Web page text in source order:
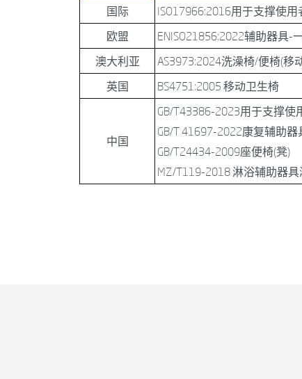
国际
ISO17966:2016用于支撑使
欧盟
ENISO21856:2022辅助器具-
澳大利亚
AS3973:2024洗澡椅/便椅(移
英国
BS4751:2005 移动卫生椅
中国
GB/T43386-2023用于支撑
GB/T 41697-2022康复辅助
GB/T24434-2009座便椅(凳)
MZ/T119-2018 淋浴辅助器